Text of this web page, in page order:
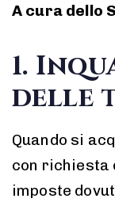
A cura dello
1.
delle
Quando si
con richiesta
imposte